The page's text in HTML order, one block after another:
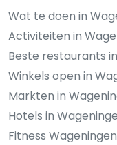
Wat te doen in
Activiteiten in
Beste restaurants
Winkels open in
Markten in
Hotels in
Fitness Wageningen